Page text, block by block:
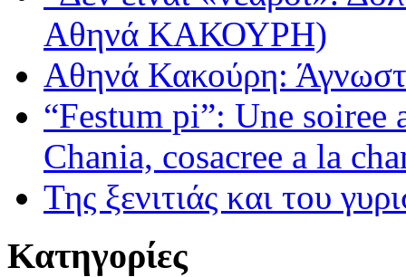
Αθηνά ΚΑΚΟΥΡΗ)
Αθηνά Κακούρη:
“Festum pi”: Une soiree
Chania, cosacree a la
Της ξενιτιάς και του
Κατηγορίες